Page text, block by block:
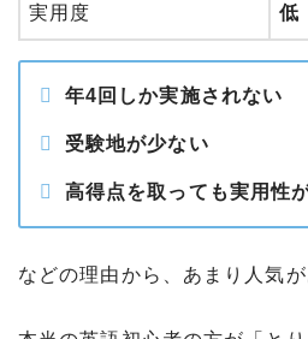
実用度 低
年4回しか実施されない
受験地が少ない
高得点を取っても実用性
などの理由から、あまり人気が